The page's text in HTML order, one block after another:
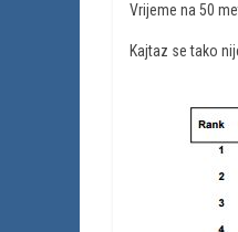
Vrijeme na 50
Kajtaz se tako